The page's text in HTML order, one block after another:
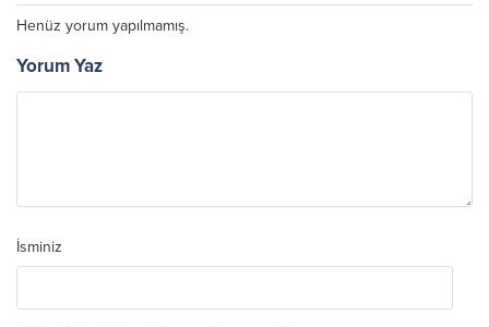
Henüz yorum yapılmamış.
Yorum Yaz
İsminiz